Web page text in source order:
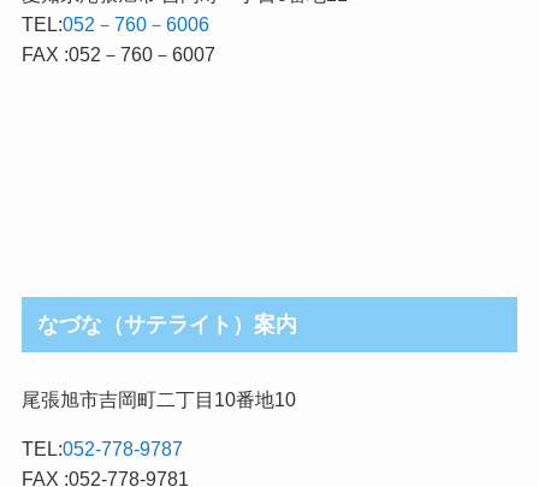
TEL:052－760－6006
FAX :052－760－6007
なづな（サテライト）案内
尾張旭市吉岡町二丁目10番地10
TEL:052-778-9787
FAX :052-778-9781